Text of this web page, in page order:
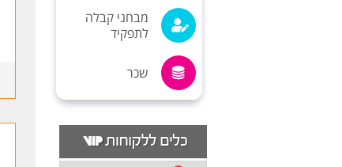
מבחני קבלה
לתפקיד
שכר